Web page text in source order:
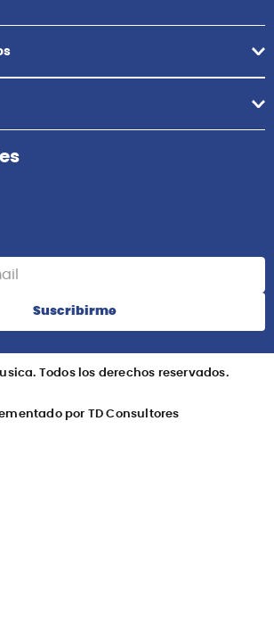
Suscribirme
Todos los derechos reservados.
por TD Consultores